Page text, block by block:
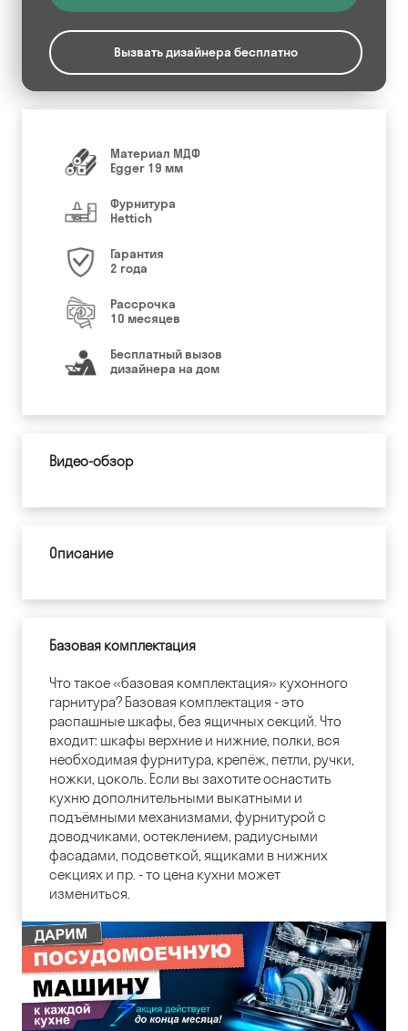
Вызвать дизайнера бесплатно
Материал МДФ
Egger 19 мм
Фурнитура
Hettich
Гарантия
2 года
Рассрочка
10 месяцев
Бесплатный вызов
дизайнера на дом
Видео-обзор
Описание
Базовая комплектация
Что такое «базовая комплектация» кухонного
гарнитура? Базовая комплектация - это
распашные шкафы, без ящичных секций. Что
входит: шкафы верхние и нижние, полки, вся
необходимая фурнитура, крепёж, петли, ручки,
ножки, цоколь. Если вы захотите оснастить
кухню дополнительными выкатными и
подъёмными механизмами, фурнитурой с
доводчиками, остеклением, радиусными
фасадами, подсветкой, ящиками в нижних
секциях и пр. - то цена кухни может
измениться.